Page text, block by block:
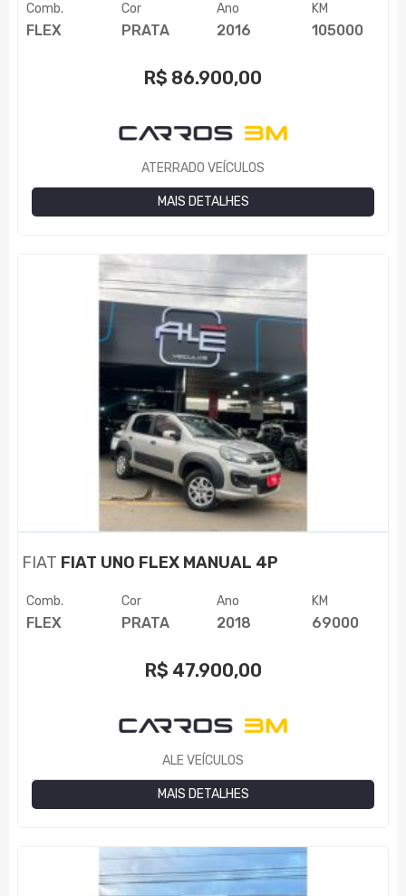
Comb.
FLEX
Cor
PRATA
Ano
2016
KM
105000
R$ 86.900,00
ATERRADO VEÍCULOS
MAIS DETALHES
FIAT FIAT UNO FLEX MANUAL 4P
Comb.
FLEX
Cor
PRATA
Ano
2018
KM
69000
R$ 47.900,00
ALE VEÍCULOS
MAIS DETALHES